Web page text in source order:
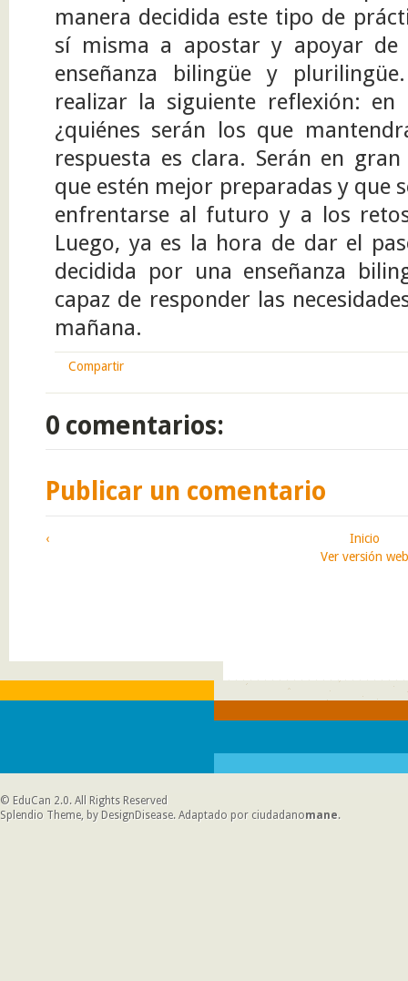
manera decidida este tipo de
sí misma a apostar y apoyar de
enseñanza bilingüe y
realizar la siguiente reflexión:
¿quiénes serán los que
respuesta es clara. Serán en
que estén mejor preparadas y que
enfrentarse al futuro y a los
Luego, ya es la hora de dar el
decidida por una enseñanza
capaz de responder las
mañana.
Compartir
0 comentarios:
Publicar un comentario
‹
Inicio
Ver versión web
© EduCan 2.0. All Rights Reserved
Splendio Theme, by DesignDisease. Adaptado por ciudadanomane.